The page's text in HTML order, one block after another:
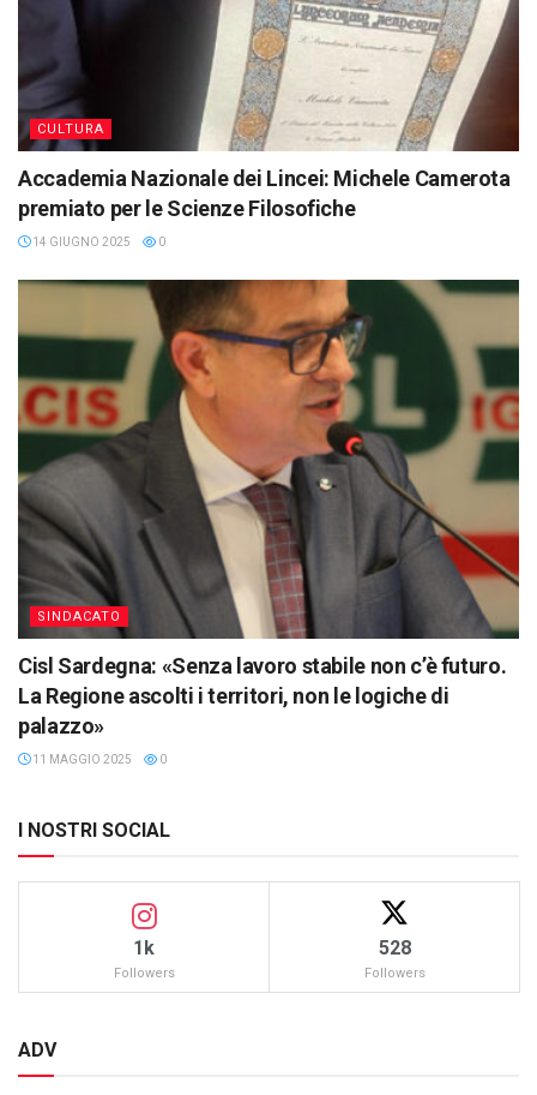
CULTURA
Accademia Nazionale dei Lincei: Michele Camerota
premiato per le Scienze Filosofiche
14 GIUGNO 2025 0
SINDACATO
Cisl Sardegna: «Senza lavoro stabile non c’è futuro.
La Regione ascolti i territori, non le logiche di
palazzo»
11 MAGGIO 2025 0
I NOSTRI SOCIAL
1k
Followers
528
Followers
ADV